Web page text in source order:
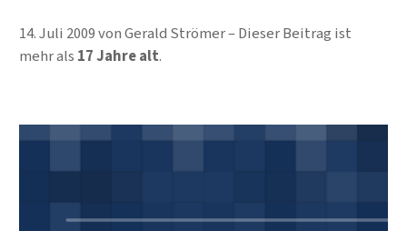
14. Juli 2009vonGerald Strömer
Dieser Beitrag ist
mehr als 17 Jahre alt.